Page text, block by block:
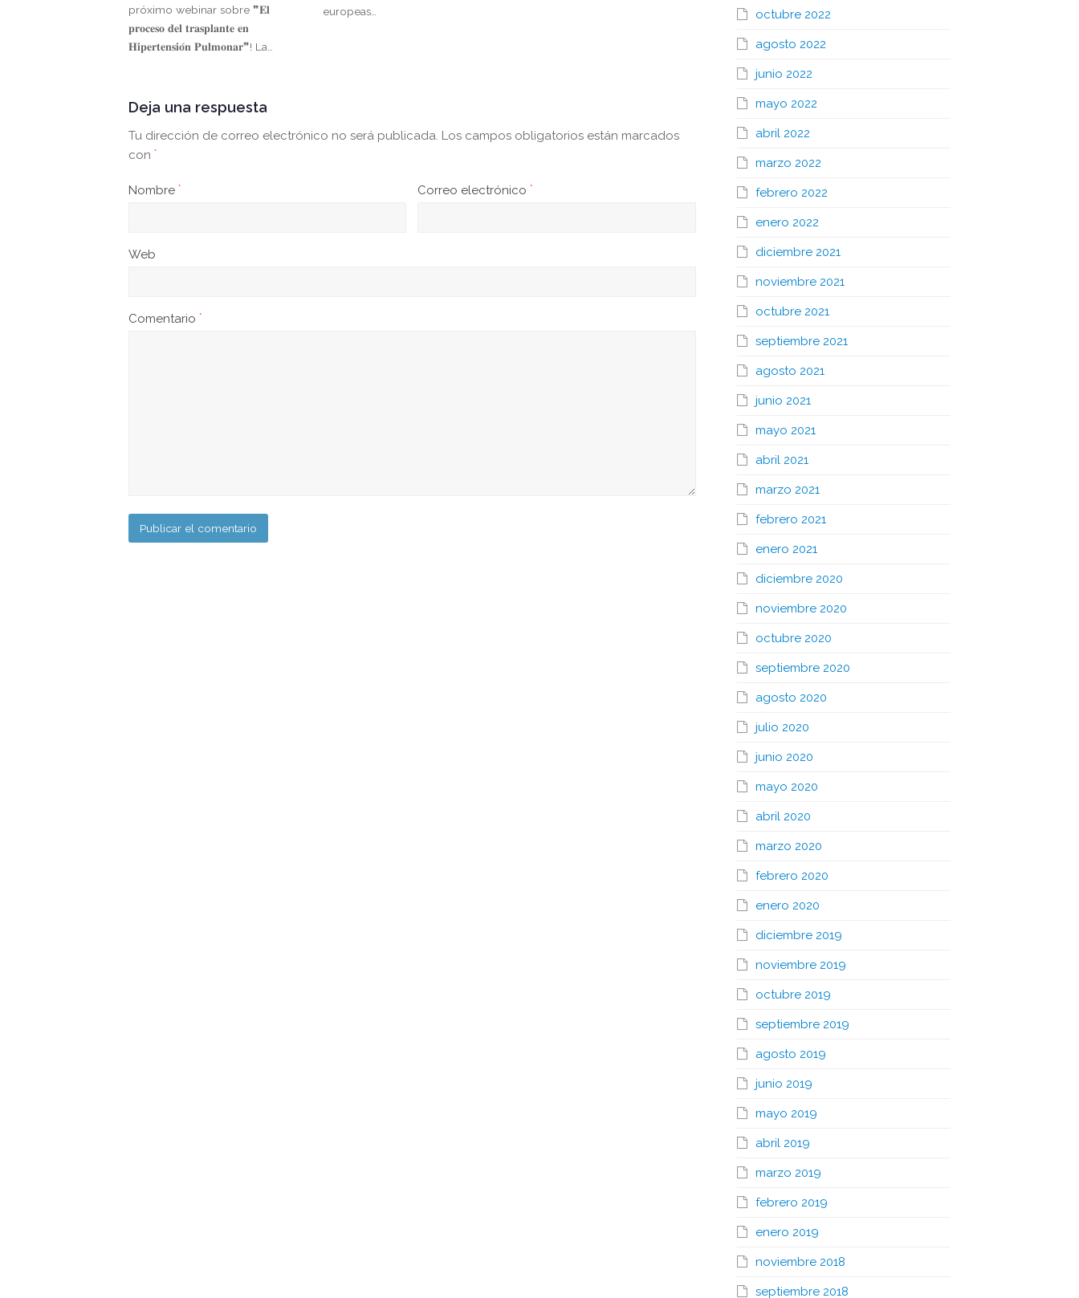
próximo webinar sobre ❞𝐄𝐥
𝐩𝐫𝐨𝐜𝐞𝐬𝐨 𝐝𝐞𝐥 𝐭𝐫𝐚𝐬𝐩𝐥𝐚𝐧𝐭𝐞 𝐞𝐧
𝐇𝐢𝐩𝐞𝐫𝐭𝐞𝐧𝐬𝐢𝐨́𝐧 𝐏𝐮𝐥𝐦𝐨𝐧𝐚𝐫❞! La…
europeas…
Deja una respuesta
Tu dirección de correo electrónico no será publicada. Los campos obligatorios están marcados
con *
Nombre * Correo electrónico*
Web
Comentario *
octubre 2022
agosto 2022
junio 2022
mayo 2022
abril 2022
marzo 2022
febrero 2022
enero 2022
diciembre 2021
noviembre 2021
octubre 2021
septiembre 2021
agosto 2021
junio 2021
mayo 2021
abril 2021
marzo 2021
febrero 2021
enero 2021
diciembre 2020
noviembre 2020
octubre 2020
septiembre 2020
agosto 2020
julio 2020
junio 2020
mayo 2020
abril 2020
marzo 2020
febrero 2020
enero 2020
diciembre 2019
noviembre 2019
octubre 2019
septiembre 2019
agosto 2019
junio 2019
mayo 2019
abril 2019
marzo 2019
febrero 2019
enero 2019
noviembre 2018
septiembre 2018